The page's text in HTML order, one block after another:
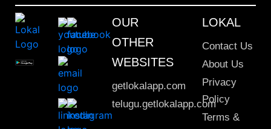
OUR
OTHER
WEBSITES
getlokalapp.com
telugu.getlokalapp.com
LOKAL
Contact Us
About Us
Privacy
Policy
Terms &